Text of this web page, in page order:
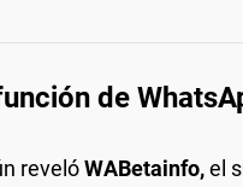
de
revelóWABetainfo,el